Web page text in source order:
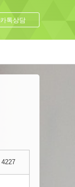
카톡상담
4227